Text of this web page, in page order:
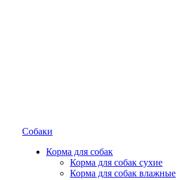
Собаки
Корма для собак
Корма для собак сухие
Корма для собак влажные